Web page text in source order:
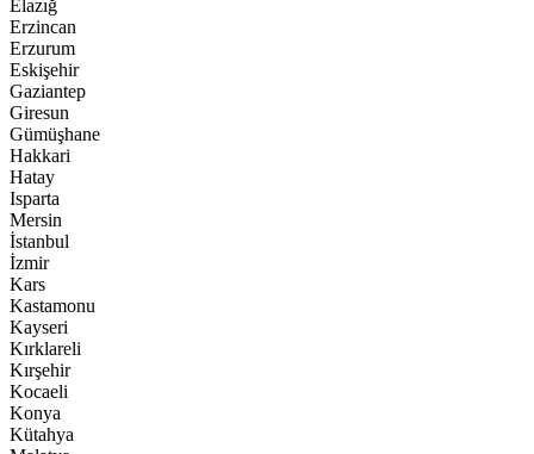
Elazığ
Erzincan
Erzurum
Eskişehir
Gaziantep
Giresun
Gümüşhane
Hakkari
Hatay
Isparta
Mersin
İstanbul
İzmir
Kars
Kastamonu
Kayseri
Kırklareli
Kırşehir
Kocaeli
Konya
Kütahya